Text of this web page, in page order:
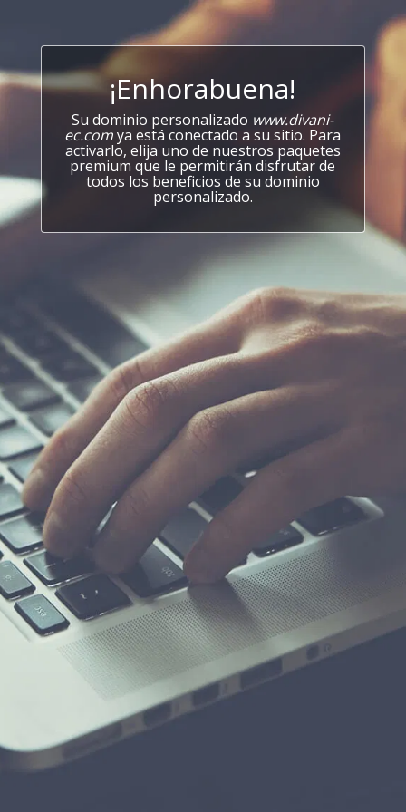
¡Enhorabuena!
Su dominio personalizado www.divani-
ec.comya está conectado a su sitio. Para
activarlo, elija uno de nuestros paquetes
premium que le permitirán disfrutar de
todos los beneficios de su dominio
personalizado.